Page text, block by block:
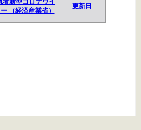
（経済産業省）
更新日